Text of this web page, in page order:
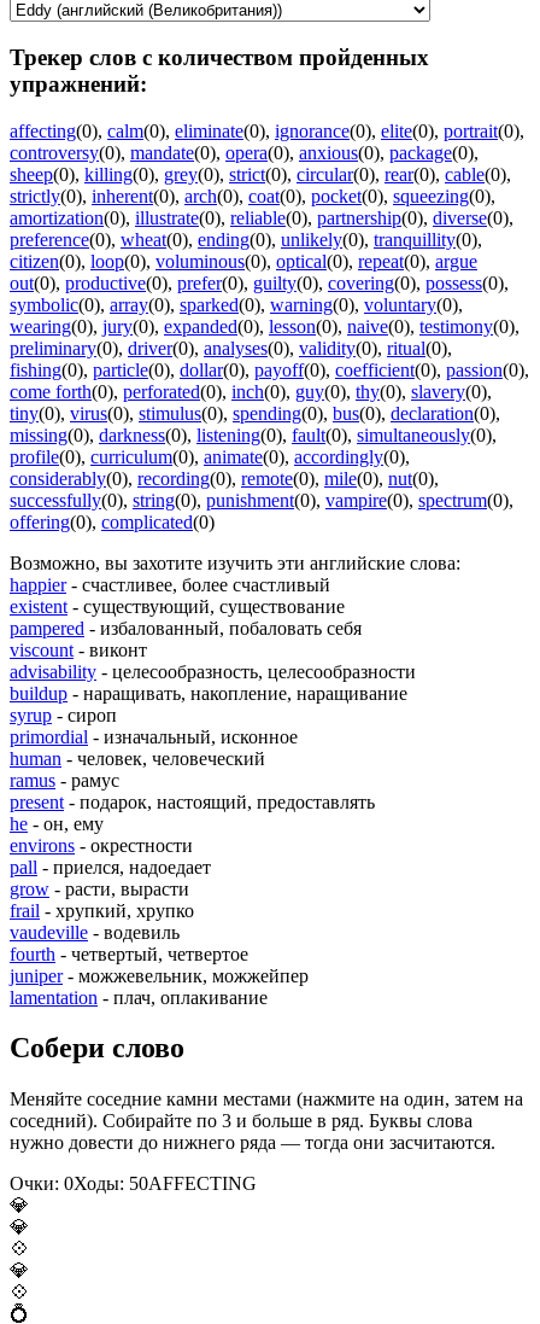
Трекер слов с количеством пройденных
упражнений:
affecting(0), calm(0), eliminate(0), ignorance(0), elite(0), portrait(0),
controversy(0), mandate(0), opera(0), anxious(0), package(0),
sheep(0), killing(0), grey(0), strict(0), circular(0), rear(0), cable(0),
strictly(0), inherent(0), arch(0), coat(0), pocket(0), squeezing(0),
amortization(0), illustrate(0), reliable(0), partnership(0), diverse(0),
preference(0), wheat(0), ending(0), unlikely(0), tranquillity(0),
citizen(0), loop(0), voluminous(0), optical(0), repeat(0), argue
out(0), productive(0), prefer(0), guilty(0), covering(0), possess(0),
symbolic(0), array(0), sparked(0), warning(0), voluntary(0),
wearing(0), jury(0), expanded(0), lesson(0), naive(0), testimony(0),
preliminary(0), driver(0), analyses(0), validity(0), ritual(0),
fishing(0), particle(0), dollar(0), payoff(0), coefficient(0), passion(0),
come forth(0), perforated(0), inch(0), guy(0), thy(0), slavery(0),
tiny(0), virus(0), stimulus(0), spending(0), bus(0), declaration(0),
missing(0), darkness(0), listening(0), fault(0), simultaneously(0),
profile(0), curriculum(0), animate(0), accordingly(0),
considerably(0), recording(0), remote(0), mile(0), nut(0),
successfully(0), string(0), punishment(0), vampire(0), spectrum(0),
offering(0), complicated(0)
Возможно, вы захотите изучить эти английские слова:
happier- счастливее, более счастливый
existent - существующий, существование
pampered - избалованный, побаловать себя
viscount - виконт
advisability - целесообразность, целесообразности
buildup - наращивать, накопление, наращивание
syrup - сироп
primordial - изначальный, исконное
human - человек, человеческий
ramus - рамус
present - подарок, настоящий, предоставлять
he - он, ему
environs - окрестности
pall - приелся, надоедает
grow - расти, вырасти
frail - хрупкий, хрупко
vaudeville - водевиль
fourth - четвертый, четвертое
juniper- можжевельник, можжейпер
lamentation - плач, оплакивание
Собери слово
Меняйте соседние камни местами (нажмите на один, затем на
соседний). Собирайте по 3 и больше в ряд. Буквы слова
нужно довести до нижнего ряда — тогда они засчитаются.
Очки: 0Ходы: 50AFFECTING
💎
💎
💠
💎
💠
💍